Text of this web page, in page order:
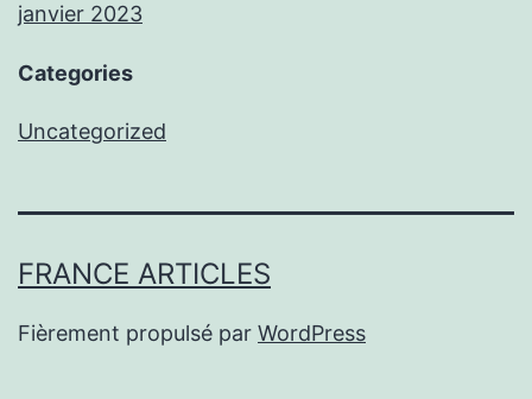
janvier 2023
Categories
Uncategorized
FRANCE ARTICLES
Fièrement propulsé par WordPress